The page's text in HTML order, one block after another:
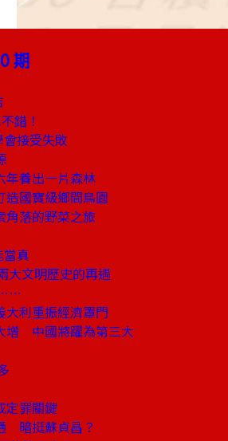
期
錯！
接受失敗
養出一片森林
國寶級鄉間鳥園
落的野菜之旅
當真
文明歷史的再遇
……
利重振經濟罩門
增 中國將躍為第三大
罪關鍵
暗挺蘇貞昌？